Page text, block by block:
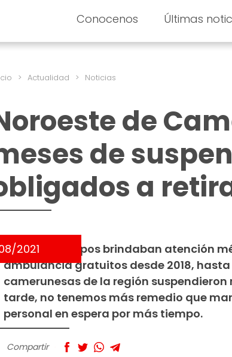
Conocenos Últimas
> Actualidad > Noticias
de
de
a
2021
Nuestros equipos brindaban atención
ambulancia gratuitos desde 2018,
camerunesas de la región
tarde, no tenemos más remedio que
personal en espera por más tiempo.
Compartir